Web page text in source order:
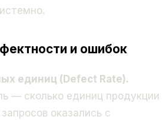
и ошибок
единиц (Defect Rate).
— сколько единиц продукции
оказались с